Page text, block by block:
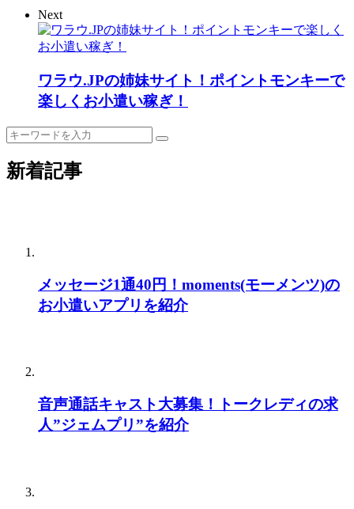
Next
ワラウ.JPの姉妹サイト！ポイントモンキーで
楽しくお小遣い稼ぎ！
新着記事
メッセージ1通40円！moments(モーメンツ)の
お小遣いアプリを紹介
音声通話キャスト大募集！トークレディの求
人”ジェムプリ”を紹介